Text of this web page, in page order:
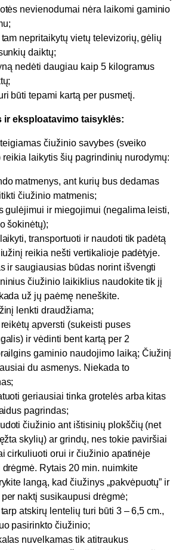
nevienodumai nėra laikomi gaminio
nepritaikytų vietų televizorių, gėlių
daiktų;
nedėti daugiau kaip 5 kilogramus
būti tepami kartą per pusmetį.
ir eksploatavimo taisyklės:
čiužinio savybes (sveiko
reikia laikytis šių pagrindinių nurodymų:
matmenys, ant kurių bus dedamas
čiužinio matmenis;
gulėjimui ir miegojimui (negalima leisti,
šokinėtų);
transportuoti ir naudoti tik padėtą
reikia nešti vertikalioje padėtyje.
ir saugiausias būdas norint išvengti
čiužinio laikiklius naudokite tik jį
už jų paėmę neneškite.
lenkti draudžiama;
apversti (sukeisti puses
ir vėdinti bent kartą per 2
gaminio naudojimo laiką; Čiužinį
du asmenys. Niekada to
geriausiai tinka grotelės arba kitas
pagrindas;
čiužinio ant ištisinių plokščių (net
skylių) ar grindų, nes tokie paviršiai
cirkuliuoti orui ir čiužinio apatinėje
Rytais 20 min. nuimkite
langą, kad čiužinys „pakvėpuotų” ir
naktį susikaupusi drėgmė;
atskirų lentelių turi būti 3 – 6,5 cm.,
pasirinkto čiužinio;
nuvelkamas tik atitraukus